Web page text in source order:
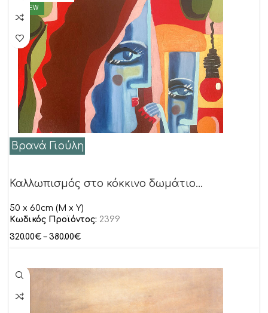
NEW
Βρανά Γιούλη
Καλλωπισμός στο κόκκινο δωμάτιο…
50 x 60cm (M x Y)
Κωδικός Προϊόντος: 2399
320.00€ – 380.00€